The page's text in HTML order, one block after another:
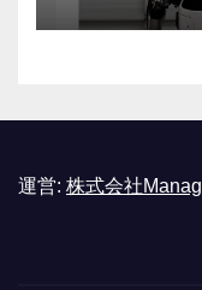
運営: 株式会社